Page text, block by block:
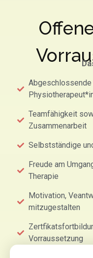
Abgeschlossende
Teamfähigkeit
Zusammenarbeit
Selbstständige
Freude am
Therapie
Motivation,
mitzugestalten
Vorraussetzung